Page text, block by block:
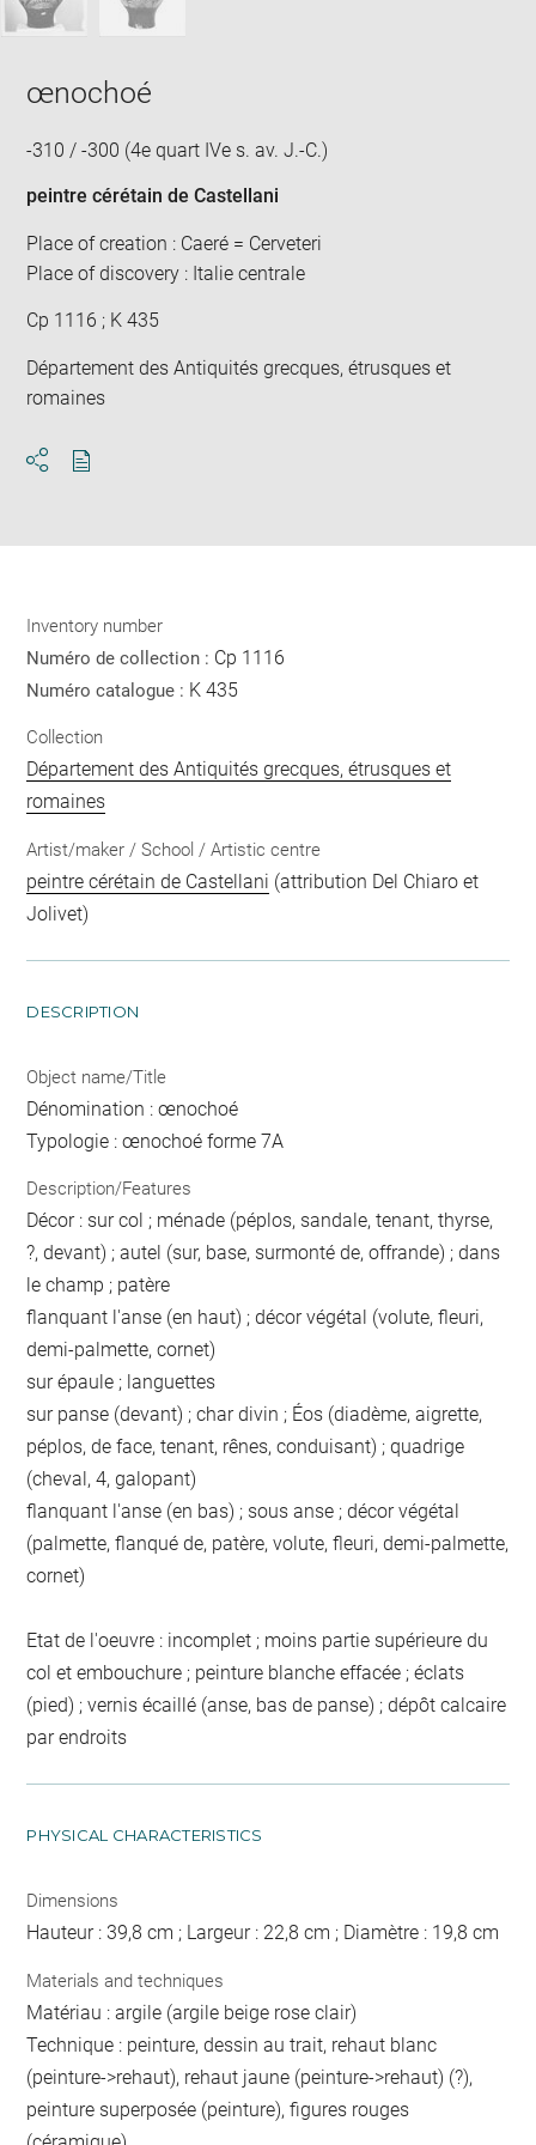
œnochoé
-310 / -300 (4e quart IVe s. av. J.-C.)
peintre cérétain de Castellani
Place of creation : Caeré = Cerveteri
Place of discovery : Italie centrale
Cp 1116 ; K 435
Département des Antiquités grecques, étrusques et
romaines
Inventory number
Numéro de collection : Cp 1116
Numéro catalogue : K 435
Collection
Département des Antiquités grecques, étrusques et
romaines
Artist/maker / School / Artistic centre
peintre cérétain de Castellani (attribution Del Chiaro et
Jolivet)
DESCRIPTION
Object name/Title
Dénomination : œnochoé
Typologie : œnochoé forme 7A
Description/Features
Décor : sur col ; ménade (péplos, sandale, tenant, thyrse,
?, devant) ; autel (sur, base, surmonté de, offrande) ; dans
le champ ; patère
flanquant l'anse (en haut) ; décor végétal (volute, fleuri,
demi-palmette, cornet)
sur épaule ; languettes
sur panse (devant) ; char divin ; Éos (diadème, aigrette,
péplos, de face, tenant, rênes, conduisant) ; quadrige
(cheval, 4, galopant)
flanquant l'anse (en bas) ; sous anse ; décor végétal
(palmette, flanqué de, patère, volute, fleuri, demi-palmette,
cornet)
Etat de l'oeuvre : incomplet ; moins partie supérieure du
col et embouchure ; peinture blanche effacée ; éclats
(pied) ; vernis écaillé (anse, bas de panse) ; dépôt calcaire
par endroits
PHYSICAL CHARACTERISTICS
Dimensions
Hauteur : 39,8 cm ; Largeur : 22,8 cm ; Diamètre : 19,8 cm
Materials and techniques
Matériau : argile (argile beige rose clair)
Technique : peinture, dessin au trait, rehaut blanc
(peinture->rehaut), rehaut jaune (peinture->rehaut) (?),
peinture superposée (peinture), figures rouges